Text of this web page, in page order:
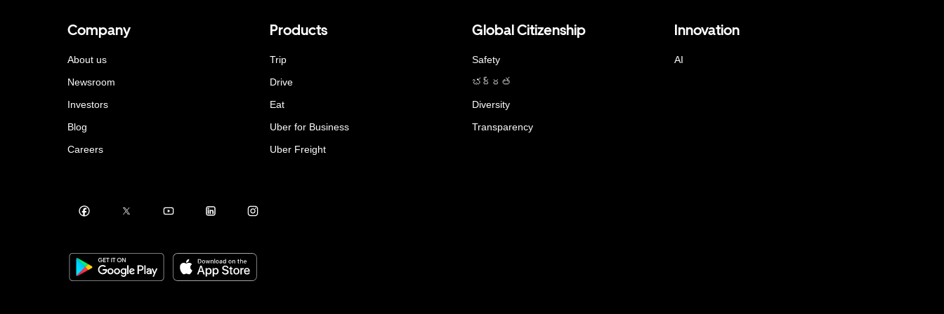
Company
About us
Newsroom
Investors
Blog
Careers
Products
Trip
Drive
Eat
Uber for Business
Uber Freight
Global Citizenship
Safety
భద్రత
Diversity
Transparency
Innovation
AI